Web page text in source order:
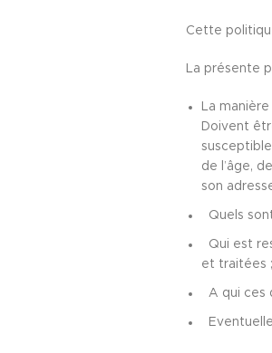
Cette
La présente
La
Doivent
de l’âge,
son
Quels
Qui est
et traitées ;
A qui ces